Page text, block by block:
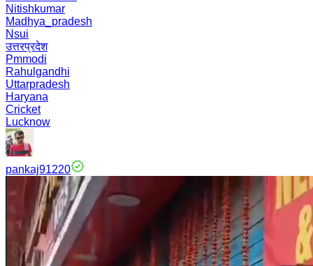
Nitishkumar
Madhya_pradesh
Nsui
उत्तरप्रदेश
Pmmodi
Rahulgandhi
Uttarpradesh
Haryana
Cricket
Lucknow
pankaj91220